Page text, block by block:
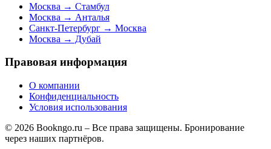
Москва → Стамбул
Москва → Анталья
Санкт-Петербург → Москва
Москва → Дубай
Правовая информация
О компании
Конфиденциальность
Условия использования
© 2026 Bookngo.ru – Все права защищены. Бронирование
через наших партнёров.